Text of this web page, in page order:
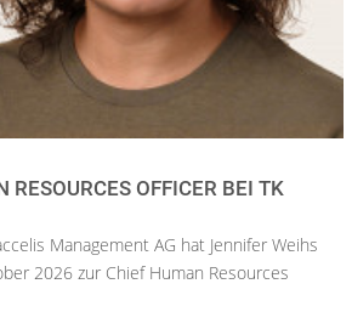
RESOURCES OFFICER BEI TK
Management AG hat Jennifer Weihs
2026 zur Chief Human Resources